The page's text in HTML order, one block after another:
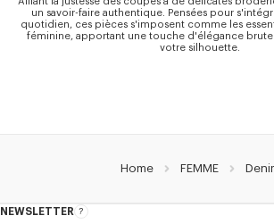
un savoir-faire authentique. Pensées pour
quotidien, ces pièces s'imposent comme les
féminine, apportant une touche d'élégance
votre silhouette.
Home FEMME
NEWSLETTER
A